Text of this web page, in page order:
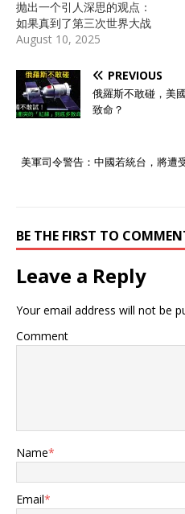
抛出一个引人深思的观点：
如果真到了第三次世界大战
爆发的地步，全世界大概只
本土，其他国家估计都会三
思而后行。这番话一出，网
络上立刻炸开了锅，许多人
纷纷猜测他究竟指的是哪几
人，他从尼克松时代起就在
些陈旧，但毕竟有分量，值
得认真聆听他的分析。
来了他的100岁生日。在接
突的风险，尤其是大国之间
如何避免全面战争。他的判
断是，敢打美国本土的只有
70多年，始于1950年的朝鲜
部，战争结束后又在韩国驻
August 10, 2025
PREVIOUS
俄羅斯不敢碰，美
致命？
美軍司令警告：中國若統台，將遭
BE THE FIRST TO
Leave a Reply
Your email address will not be
Comment
Name*
Email*